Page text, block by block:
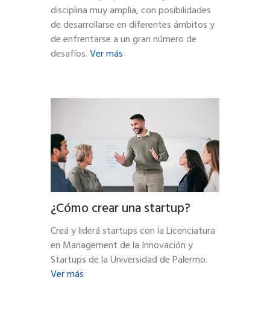
disciplina muy amplia, con posibilidades
de desarrollarse en diferentes ámbitos y
de enfrentarse a un gran número de
desafíos.Ver más
¿Cómo crear una startup?
Creá y liderá startups con la Licenciatura
en Management de la Innovación y
Startups de la Universidad de Palermo.
Ver más